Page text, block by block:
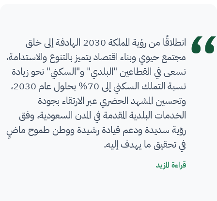
انطلاقًا من رؤية المملكة 2030 الهادفة إلى خلق
مجتمع حيوي وبناء اقتصاد يتميز بالتنوع والاستدامة،
نسعى في القطاعين "البلدي" و"السكني" نحو زيادة
نسبة التملك السكني إلى 70% بحلول عام 2030،
وتحسين المشهد الحضري عبر الارتقاء بجودة
الخدمات البلدية المقدمة في المدن السعودية، وفق
رؤية سديدة ودعم قيادة رشيدة ووطن طموح ماضٍ
في تحقيق ما يهدف إليه.
قراءة المزيدكلمة معالي الوزير